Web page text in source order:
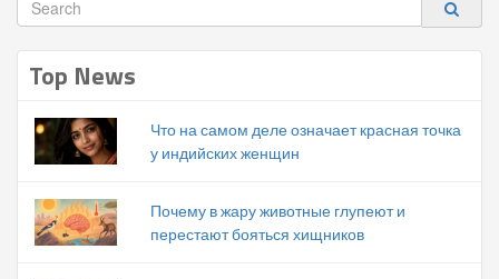
Top News
Что на самом деле означает красная точка
у индийских женщин
Почему в жару животные глупеют и
перестают бояться хищников